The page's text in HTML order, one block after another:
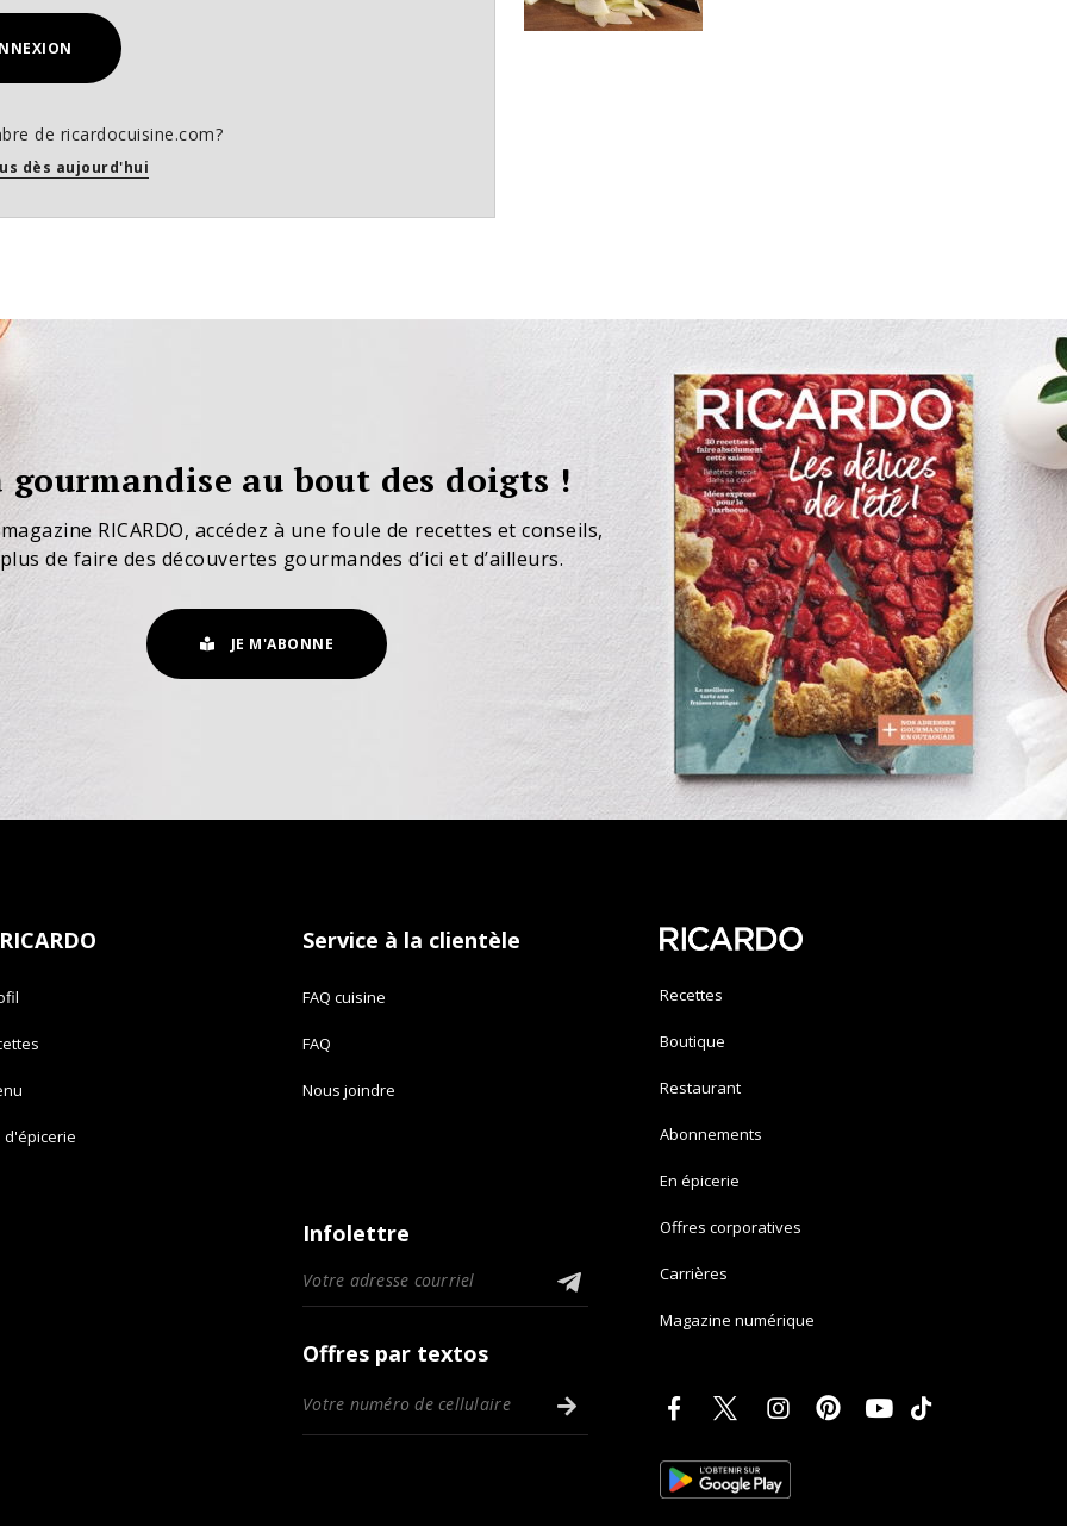
de ricardocuisine.com?
dès aujourd'hui
gourmandise au bout des doigts !
RICARDO, accédez à une foule de recettes et conseils,
de faire des découvertes gourmandes d’ici et d’ailleurs.
JE M'ABONNE
d'épicerie
Service à la clientèle
FAQ cuisine
FAQ
Nous joindre
Infolettre
Offres par textos
Recettes
Boutique
Restaurant
Abonnements
En épicerie
Offres corporatives
Carrières
Magazine numérique